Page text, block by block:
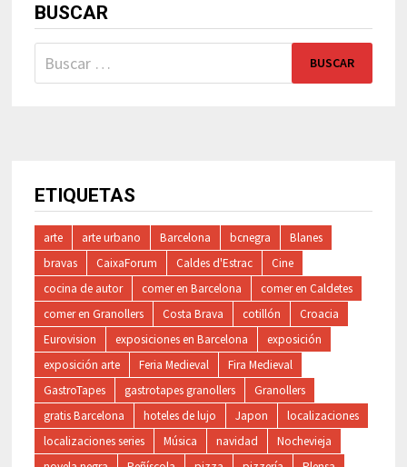
BUSCAR
Buscar:
ETIQUETAS
arte arte urbano Barcelona bcnegra
Blanes
bravas
CaixaForum Caldes d'Estrac
Cine
cocina de autor
comer en Barcelona
comer en Caldetes
comer en Granollers
Costa Brava cotillón
Croacia
Eurovision
exposiciones en Barcelona
exposición
exposición arte
Feria Medieval
Fira Medieval
GastroTapes
gastrotapes granollers
Granollers
gratis Barcelona
hoteles de lujo Japon
localizaciones
localizaciones series
Música navidad
Nochevieja